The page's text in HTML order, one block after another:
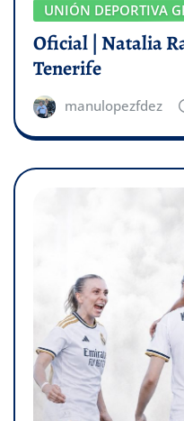
UNIÓN DEPORTIVA
Oficial | Natalia
Tenerife
manulopezfdez